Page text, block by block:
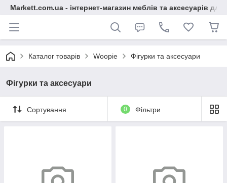
Markett.com.ua - інтернет-магазин меблів та аксесуарів для
Каталог товарів Woopie Фігурки та аксесуари
Фігурки та аксесуари
Сортування 0 Фільтри